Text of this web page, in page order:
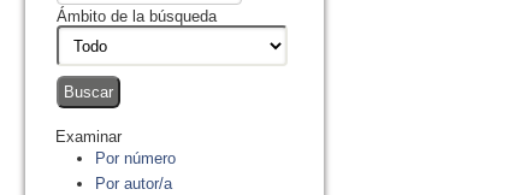
Ámbito de la búsqueda
Examinar
Por número
Por autor/a